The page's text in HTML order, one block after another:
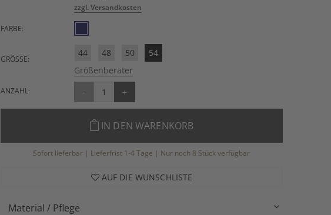
zzgl. Versandkosten
FARBE:
GRÖSSE:
44 48 50
54
Größenberater
ANZAHL: - +
IN DEN WARENKORB
Sofort lieferbar | Lieferfrist 1-4 Tage | Nur noch 8 Stück verfügbar
AUF DIE WUNSCHLISTE
Material / Pflege